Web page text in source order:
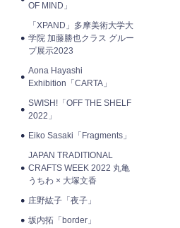
OF MIND」
「XPAND」多摩美術大学大
学院 加藤勝也クラス グルー
プ展示2023
Aona Hayashi
Exhibition「CARTA」
SWISH!「OFF THE SHELF
2022」
Eiko Sasaki「Fragments」
JAPAN TRADITIONAL
CRAFTS WEEK 2022 丸亀
うちわ × 大塚文香
庄野紘子「夜子」
坂内拓「border」